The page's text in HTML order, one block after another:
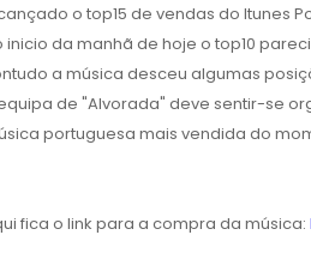
o top15 de vendas do Itunes
inicio da manhã de hoje o top10
a música desceu algumas
de "Alvorada" deve sentir-se
portuguesa mais vendida do
fica o link para a compra da música: